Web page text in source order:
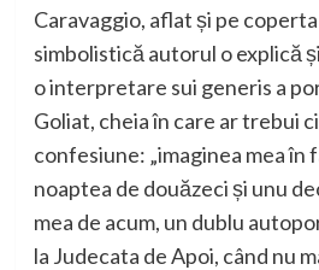
Caravaggio, aflat și pe
simbolistică autorul o explică
o interpretare sui generis a
Goliat, cheia în care ar trebui
confesiune: „imaginea mea în
noaptea de douăzeci și unu
mea de acum, un dublu
la Judecata de Apoi, când nu